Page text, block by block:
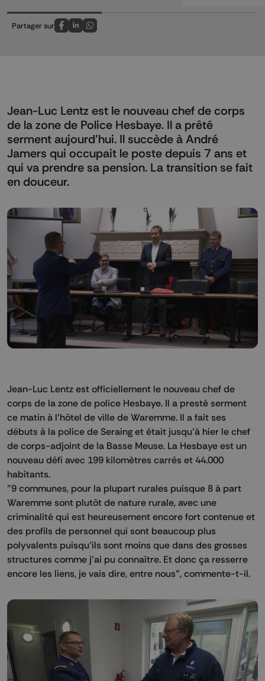
Partager sur
Partagez sur FaceBook
Partagez sur LinkedIn
Partagez sur Whatsapp
Jean-Luc Lentz est le nouveau chef de corps
de la zone de Police Hesbaye. Il a prêté
serment aujourd’hui. Il succède à André
Jamers qui occupait le poste depuis 7 ans et
qui va prendre sa pension. La transition se fait
en douceur.
Jean-Luc Lentz est officiellement le nouveau chef de
corps de la zone de police Hesbaye. Il a presté serment
ce matin à l’hôtel de ville de Waremme. Il a fait ses
débuts à la police de Seraing et était jusqu’à hier le chef
de corps-adjoint de la Basse Meuse. La Hesbaye est un
nouveau défi avec 199 kilomètres carrés et 44.000
habitants.
"9 communes, pour la plupart rurales puisque 8 à part
Waremme sont plutôt de nature rurale, avec une
criminalité qui est heureusement encore fort contenue et
des profils de personnel qui sont beaucoup plus
polyvalents puisqu'ils sont moins que dans des grosses
structures comme j'ai pu connaître. Et donc ça resserre
encore les liens, je vais dire, entre nous", commente-t-il.